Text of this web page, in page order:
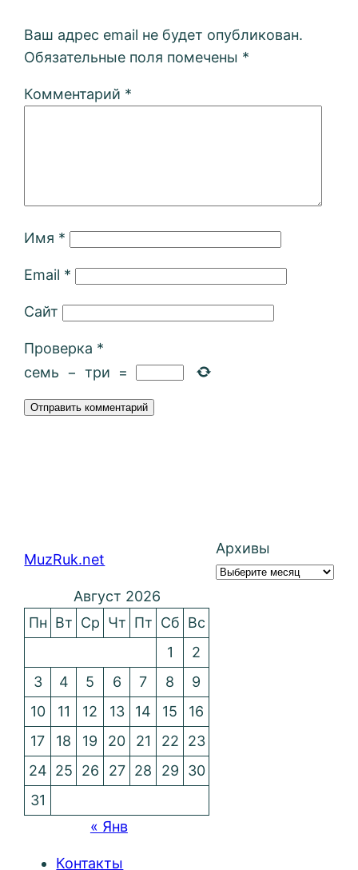
Ваш адрес email не будет опубликован.
Обязательные поля помечены *
Комментарий *
Имя *
Email *
Сайт
Проверка *
семь − три =
MuzRuk.net
Архивы
Август 2026
Пн Вт Ср Чт Пт Сб Вс
1
2
3
4 5 6 7 8
9
10
11 12 13 14 15
16
17
18 19 20 21 22
23
24 25 26 27 28 29
30
31
« Янв
Контакты